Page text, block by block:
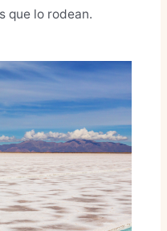
que lo rodean.